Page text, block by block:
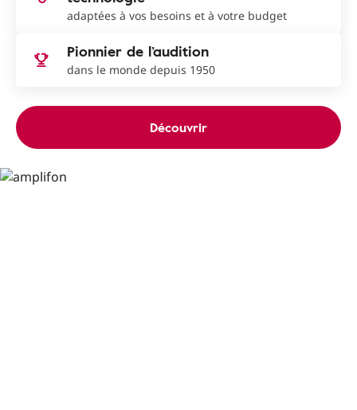
adaptées à vos besoins et à votre budget
Pionnier de l’audition
dans le monde depuis 1950
Découvrir